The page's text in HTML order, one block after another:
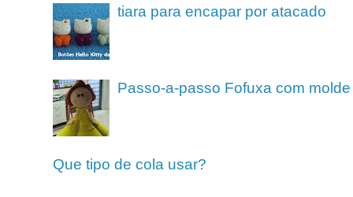
tiara para encapar por atacado
Passo-a-passo Fofuxa com molde
Que tipo de cola usar?